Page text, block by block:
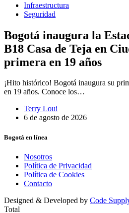
Infraestructura
Seguridad
Bogotá inaugura la
B18 Casa de Teja en
primera en 19 años
¡Hito histórico! Bogotá inaugura su
en 19 años. Conoce los…
Terry Loui
6 de agosto de 2026
Bogotá en línea
Nosotros
Política de Privacidad
Política de Cookies
Contacto
Designed & Developed by Code
Total